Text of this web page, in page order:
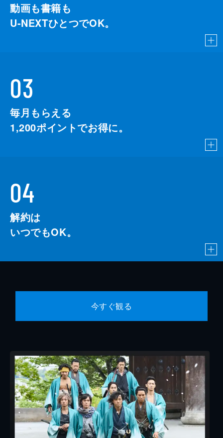
動画も書籍も
U-NEXTひとつでOK。
03
毎月もらえる
1,200ポイントでお得に。
04
解約は
いつでもOK。
今すぐ観る